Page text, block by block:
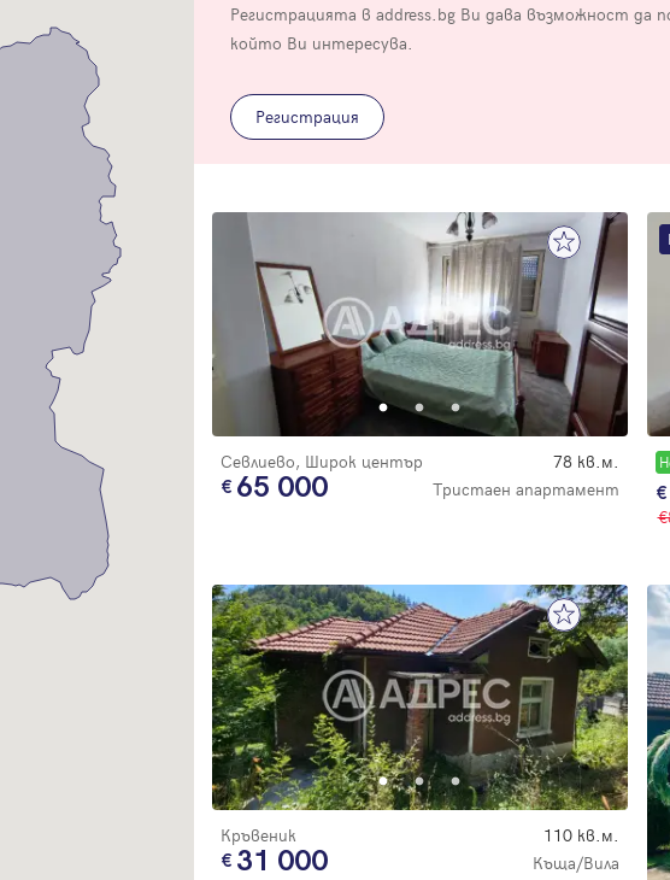
Регистрацията в address.bg Ви дава възможност да
който Ви интересува.
Регистрация
Севлиево, Широк център 78 кв.м.
65 000 Тристаен апартамент
Кръвеник 110 кв.м.
31 000 Къща/Вила
Благодарим ви! Проверете имейл адрес си, за да активирате
регистрацията.
Благодарим ви! Очаквайте скоро да се свържем с вас!
Продължи с Facebook
или влезте с имейл
Парола
Вход с имейл
Регистрация